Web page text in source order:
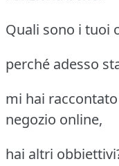
Quali sono i tuoi
perché adesso
mi hai
negozio online,
hai altri